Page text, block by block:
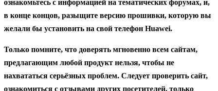
ознакомьтесь с информацией на тематических форумах, и,
в конце концов, разыщите версию прошивки, которую вы
желали бы установить на свой телефон Huawei.
Только помните, что доверять мгновенно всем сайтам,
предлагающим любой продукт нельзя, чтобы не
нахвататься серьёзных проблем. Следует проверить сайт,
ознакомиться с отзывами других посетителей, только